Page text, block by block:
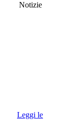
Notizie
Leggi le